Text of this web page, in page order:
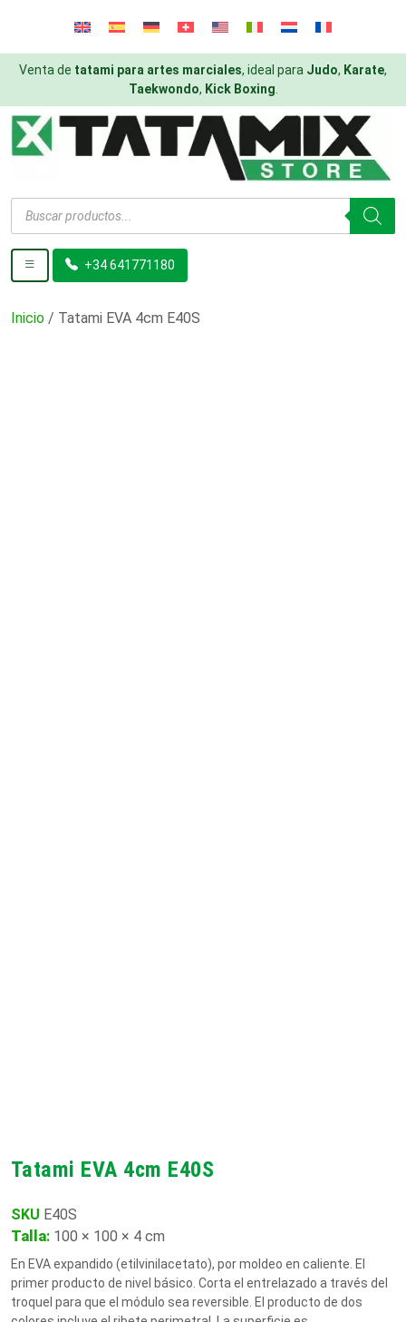
Venta de tatami para artes marciales, ideal para Judo, Karate,
Taekwondo, Kick Boxing
Búsqueda
de
productos
+34 641771180
Inicio / Tatami EVA 4cm E40S
Tatami EVA 4cm E40S
SKU E40S
Talla: 100 × 100 × 4 cm
En EVA expandido (etilvinilacetato), por moldeo en caliente. El
primer producto de nivel básico. Corta el entrelazado a través del
troquel para que el módulo sea reversible. El producto de dos